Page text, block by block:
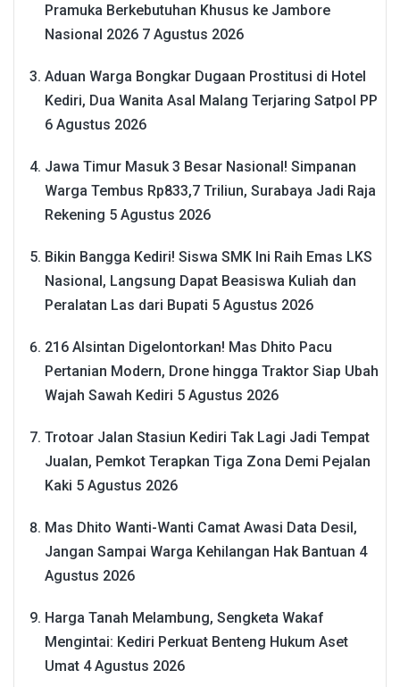
Pramuka Berkebutuhan Khusus ke Jambore
Nasional 2026 7 Agustus 2026
Aduan Warga Bongkar Dugaan Prostitusi di Hotel
Kediri, Dua Wanita Asal Malang Terjaring Satpol PP
6 Agustus 2026
Jawa Timur Masuk 3 Besar Nasional! Simpanan
Warga Tembus Rp833,7 Triliun, Surabaya Jadi Raja
Rekening 5 Agustus 2026
Bikin Bangga Kediri! Siswa SMK Ini Raih Emas LKS
Nasional, Langsung Dapat Beasiswa Kuliah dan
Peralatan Las dari Bupati 5 Agustus 2026
216 Alsintan Digelontorkan! Mas Dhito Pacu
Pertanian Modern, Drone hingga Traktor Siap Ubah
Wajah Sawah Kediri 5 Agustus 2026
Trotoar Jalan Stasiun Kediri Tak Lagi Jadi Tempat
Jualan, Pemkot Terapkan Tiga Zona Demi Pejalan
Kaki 5 Agustus 2026
Mas Dhito Wanti-Wanti Camat Awasi Data Desil,
Jangan Sampai Warga Kehilangan Hak Bantuan 4
Agustus 2026
Harga Tanah Melambung, Sengketa Wakaf
Mengintai: Kediri Perkuat Benteng Hukum Aset
Umat 4 Agustus 2026